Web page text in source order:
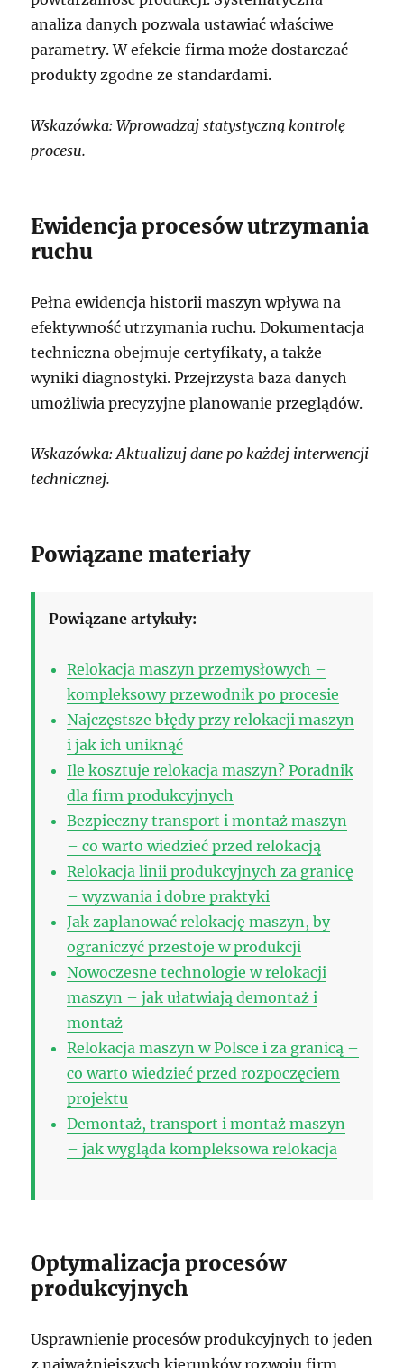
analiza danych pozwala ustawiać właściwe
parametry. W efekcie firma może dostarczać
produkty zgodne ze standardami.
Wskazówka: Wprowadzaj statystyczną kontrolę
procesu.
Ewidencja procesów utrzymania
ruchu
Pełna ewidencja historii maszyn wpływa na
efektywność utrzymania ruchu. Dokumentacja
techniczna obejmuje certyfikaty, a także
wyniki diagnostyki. Przejrzysta baza danych
umożliwia precyzyjne planowanie przeglądów.
Wskazówka: Aktualizuj dane po każdej interwencji
technicznej.
Powiązane materiały
Powiązane artykuły:
Relokacja maszyn przemysłowych –
kompleksowy przewodnik po procesie
Najczęstsze błędy przy relokacji maszyn
i jak ich uniknąć
Ile kosztuje relokacja maszyn? Poradnik
dla firm produkcyjnych
Bezpieczny transport i montaż maszyn
– co warto wiedzieć przed relokacją
Relokacja linii produkcyjnych za granicę
– wyzwania i dobre praktyki
Jak zaplanować relokację maszyn, by
ograniczyć przestoje w produkcji
Nowoczesne technologie w relokacji
maszyn – jak ułatwiają demontaż i
montaż
Relokacja maszyn w Polsce i za granicą –
co warto wiedzieć przed rozpoczęciem
projektu
Demontaż, transport i montaż maszyn
– jak wygląda kompleksowa relokacja
Optymalizacja procesów
produkcyjnych
Usprawnienie procesów produkcyjnych to jeden
z najważniejszych kierunków rozwoju firm